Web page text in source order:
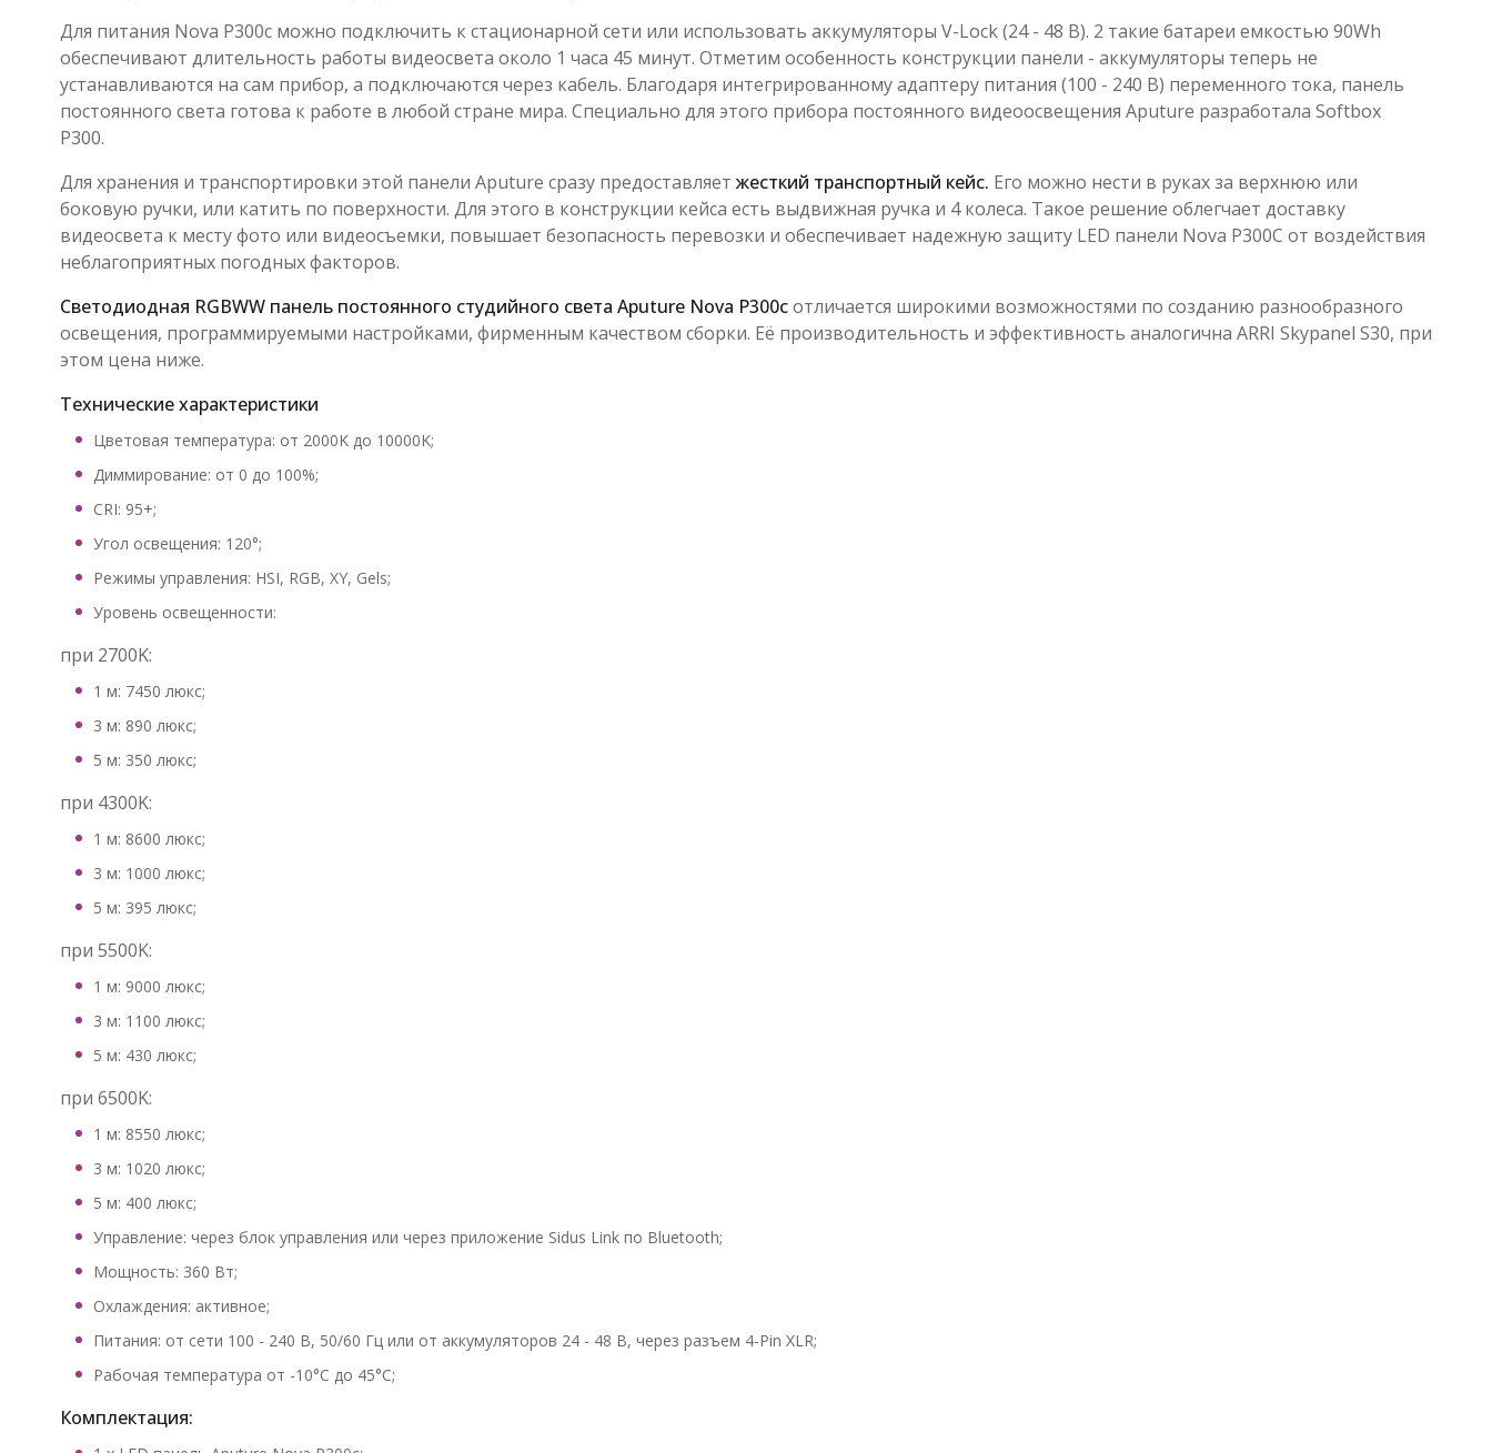
Для питания Nova P300c можно подключить к стационарной сети или использовать аккумуляторы V-Lock (24 - 48 В). 2 такие батареи емкостью 90Wh
обеспечивают длительность работы видеосвета около 1 часа 45 минут. Отметим особенность конструкции панели - аккумуляторы теперь не
устанавливаются на сам прибор, а подключаются через кабель. Благодаря интегрированному адаптеру питания (100 - 240 В) переменного тока, панель
постоянного света готова к работе в любой стране мира. Специально для этого прибора постоянного видеоосвещения Aputure разработала Softbox
P300.
Для хранения и транспортировки этой панели Aputure сразу предоставляет жесткий транспортный кейс. Его можно нести в руках за верхнюю или
боковую ручки, или катить по поверхности. Для этого в конструкции кейса есть выдвижная ручка и 4 колеса. Такое решение облегчает доставку
видеосвета к месту фото или видеосъемки, повышает безопасность перевозки и обеспечивает надежную защиту LED панели Nova P300С от воздействия
неблагоприятных погодных факторов.
Светодиодная RGBWW панель постоянного студийного света Aputure Nova P300cотличается широкими возможностями по созданию разнообразного
освещения, программируемыми настройками, фирменным качеством сборки. Её производительность и эффективность аналогична ARRI Skypanel S30, при
этом цена ниже.
Технические характеристики
Цветовая температура: от 2000K до 10000K;
Диммирование: от 0 до 100%;
CRI: 95+;
Угол освещения: 120°;
Режимы управления: HSI, RGB, XY, Gels;
Уровень освещенности:
при 2700K:
1 м: 7450 люкс;
3 м: 890 люкс;
5 м: 350 люкс;
при 4300K:
1 м: 8600 люкс;
3 м: 1000 люкс;
5 м: 395 люкс;
при 5500K:
1 м: 9000 люкс;
3 м: 1100 люкс;
5 м: 430 люкс;
при 6500K:
1 м: 8550 люкс;
3 м: 1020 люкс;
5 м: 400 люкс;
Управление: через блок управления или через приложение Sidus Link по Bluetooth;
Мощность: 360 Вт;
Охлаждения: активное;
Питания: от сети 100 - 240 В, 50/60 Гц или от аккумуляторов 24 - 48 В, через разъем 4-Pin XLR;
Рабочая температура от -10°C до 45°C;
Комплектация: